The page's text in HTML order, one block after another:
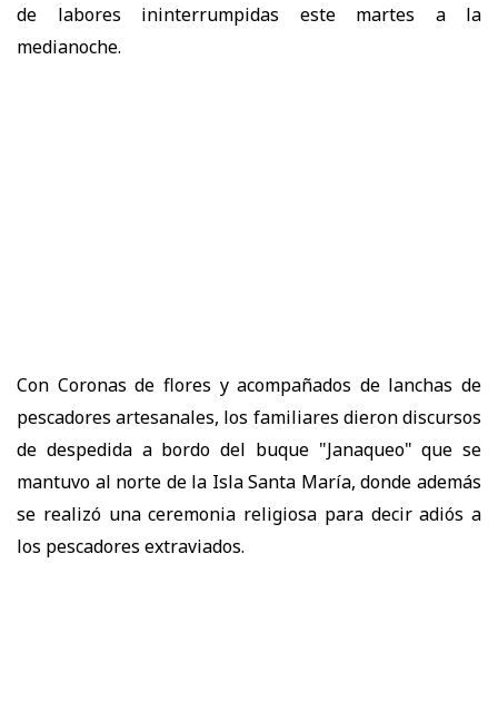
de labores ininterrumpidas este martes a la
medianoche.
Con Coronas de flores y acompañados de lanchas de
pescadores artesanales, los familiares dieron discursos
de despedida a bordo del buque "Janaqueo" que se
mantuvo al norte de la Isla Santa María, donde además
se realizó una ceremonia religiosa para decir adiós a
los pescadores extraviados.